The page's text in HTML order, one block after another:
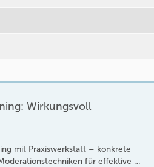
Wirkungsvoll
mit Praxiswerkstatt – konkrete
für effektive …